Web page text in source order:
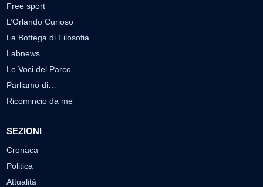
Free sport
L’Orlando Curioso
La Bottega di Filosofia
Labnews
Le Voci del Parco
Parliamo di…
Ricomincio da me
SEZIONI
Cronaca
Politica
Attualità